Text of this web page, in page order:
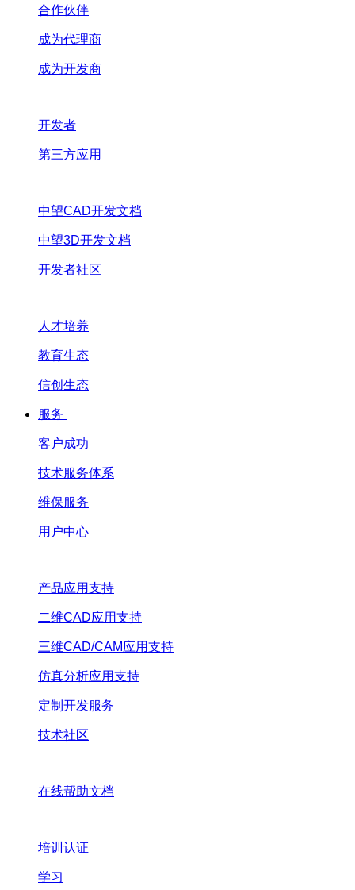
合作伙伴
成为代理商
成为开发商
开发者
第三方应用
中望CAD开发文档
中望3D开发文档
开发者社区
人才培养
教育生态
信创生态
服务
客户成功
技术服务体系
维保服务
用户中心
产品应用支持
二维CAD应用支持
三维CAD/CAM应用支持
仿真分析应用支持
定制开发服务
技术社区
在线帮助文档
培训认证
学习